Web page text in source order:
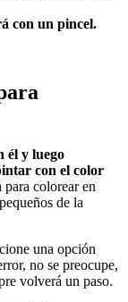
con un pincel.
él y luego
con el color
para colorear en
de la
una opción
no se preocupe,
volverá un paso.